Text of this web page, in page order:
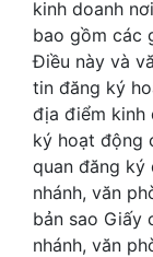
kinh doanh
bao gồm các
Điều này và
tin đăng ký
địa điểm kinh
ký hoạt động
quan đăng
nhánh, văn
bản sao Giấy
nhánh, văn